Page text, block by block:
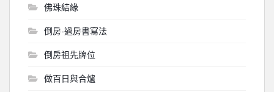
佛珠結緣
倒房-過房書寫法
倒房祖先牌位
做百日與合爐